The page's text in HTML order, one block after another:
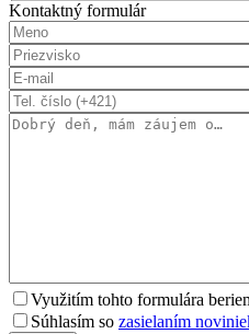
Kontaktný formulár
Využitím tohto formulára
Súhlasím so zasielaním